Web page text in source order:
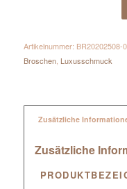
Artikelnummer: BR20202508-
Broschen, Luxusschmuck
Zusätzliche
Zusätzliche